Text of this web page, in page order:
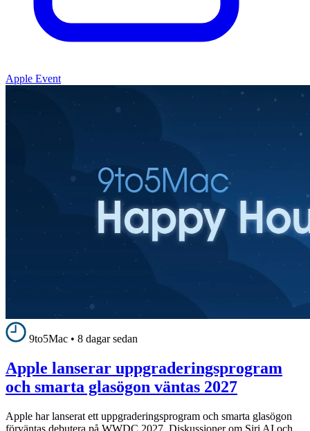
Apple Event
9to5Mac • 8 dagar sedan
Apple lanserar uppgraderingsprogram
och smarta glasögon väntas 2027
Apple har lanserat ett uppgraderingsprogram och smarta glasögon
förväntas debutera på WWDC 2027. Diskussioner om Siri AI och